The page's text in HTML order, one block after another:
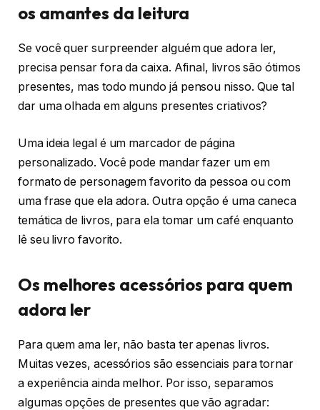
os amantes da leitura
Se você quer surpreender alguém que adora ler,
precisa pensar fora da caixa. Afinal, livros são ótimos
presentes, mas todo mundo já pensou nisso. Que tal
dar uma olhada em alguns presentes criativos?
Uma ideia legal é um marcador de página
personalizado. Você pode mandar fazer um em
formato de personagem favorito da pessoa ou com
uma frase que ela adora. Outra opção é uma caneca
temática de livros, para ela tomar um café enquanto
lê seu livro favorito.
Os melhores acessórios para quem
adora ler
Para quem ama ler, não basta ter apenas livros.
Muitas vezes, acessórios são essenciais para tornar
a experiência ainda melhor. Por isso, separamos
algumas opções de presentes que vão agradar: